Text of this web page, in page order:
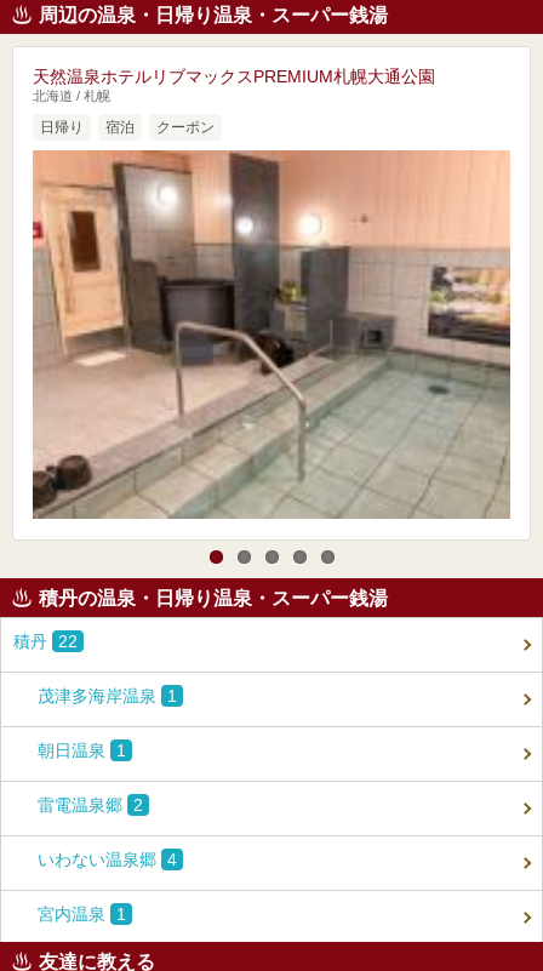
周辺の温泉・日帰り温泉・スーパー銭湯
天然温泉ホテルリブマックスPREMIUM札幌大通公園
北海道 / 札幌
日帰り 宿泊 クーポン
積丹の温泉・日帰り温泉・スーパー銭湯
積丹 22
茂津多海岸温泉 1
朝日温泉 1
雷電温泉郷 2
いわない温泉郷 4
宮内温泉 1
友達に教える